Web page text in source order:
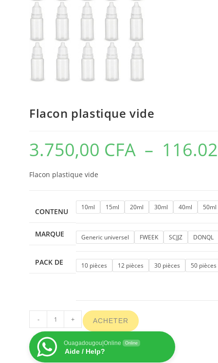
Flacon plastique vide
3.750,00 CFA –
Flacon plastique vide
CONTENU 10ml 15ml 20ml 30ml 40ml 50ml
MARQUE Generic universel FWEEK SCJJZ DONQL
PACK DE 10 pièces 12 pièces 30 pièces 50 pièces
- + ACHETER
Ouagadougou|Online Online
Aide / Help?